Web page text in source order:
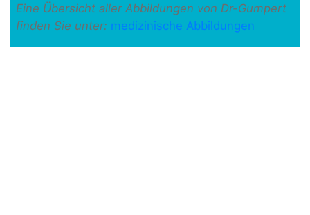
Eine Übersicht aller Abbildungen von Dr-Gumpert
finden Sie unter: medizinische Abbildungen